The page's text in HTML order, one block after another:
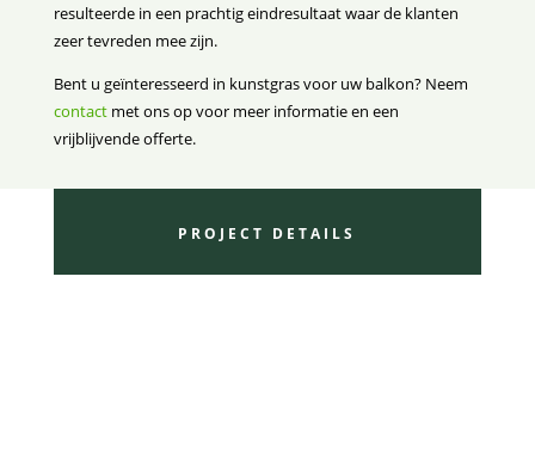
resulteerde in een prachtig eindresultaat waar de klanten
zeer tevreden mee zijn.
Bent u geïnteresseerd in kunstgras voor uw balkon? Neem
contactmet ons op voor meer informatie en een
vrijblijvende offerte.
PROJECT DETAILS